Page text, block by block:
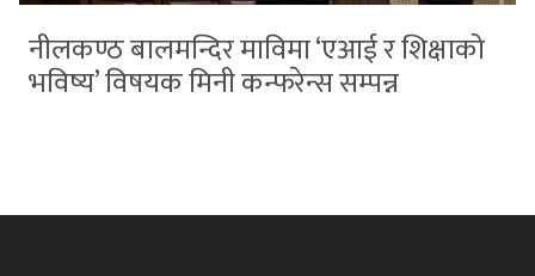
नीलकण्ठ बालमन्दिर माविमा ‘एआई र शिक्षाको
भविष्य’ विषयक मिनी कन्फरेन्स सम्पन्न